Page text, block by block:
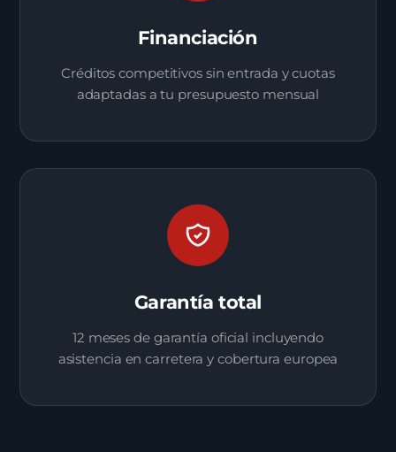
Financiación
Créditos competitivos sin entrada y cuotas
adaptadas a tu presupuesto mensual
Garantía total
12 meses de garantía oficial incluyendo
asistencia en carretera y cobertura europea